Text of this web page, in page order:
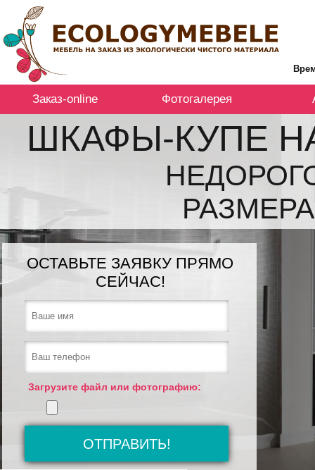
Заказ-online Фотогалерея
ШКАФЫ-КУПЕ
ОСТАВЬТЕ ЗАЯВКУ ПРЯМО
СЕЙЧАС!
Загрузите файл или фотографию: